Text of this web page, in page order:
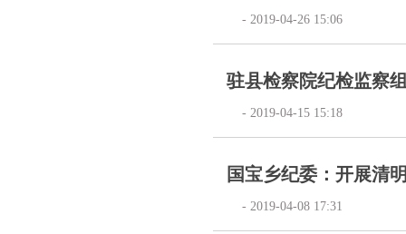
- 2019-04-26 15:06
驻县检察院纪检监察
- 2019-04-15 15:18
国宝乡纪委：开展清
- 2019-04-08 17:31